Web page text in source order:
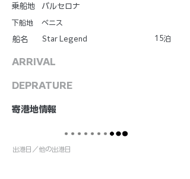
乗船地
下船地
船名
バルセロナ
ベニス
Star Legend 15泊
ARRIVAL
DEPRATURE
​寄港地情報
出港日／他の出港日